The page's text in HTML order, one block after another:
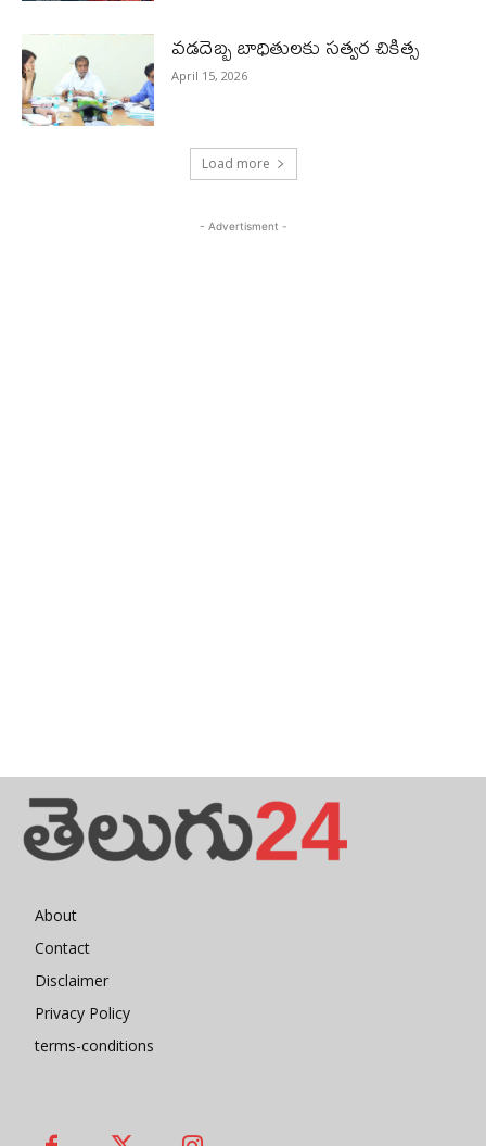
వడదెబ్బ బాధితులకు సత్వర చికిత్స
April 15, 2026
Load more
- Advertisment -
About
Contact
Disclaimer
Privacy Policy
terms-conditions